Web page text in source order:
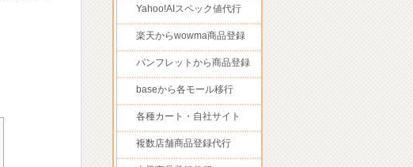
Yahoo!AIスペック値代行
楽天からwowma商品登録
パンフレットから商品登録
baseから各モール移行
各種カート・自社サイト
複数店舗商品登録代行